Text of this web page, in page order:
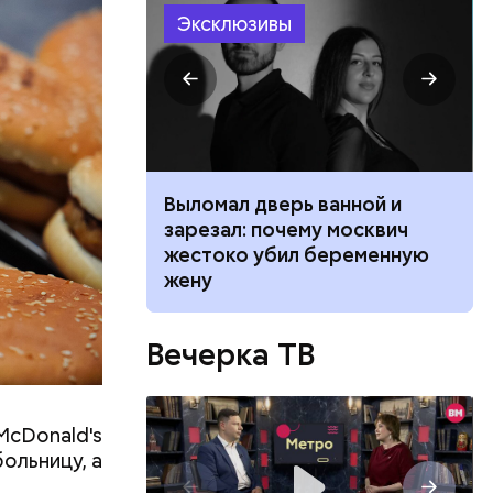
а
Эксклюзивы
в
Выломал дверь ванной и
зарезал: почему москвич
жестоко убил беременную
жену
Вечерка ТВ